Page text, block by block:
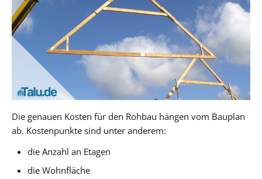
Die genauen Kosten für den Rohbau hängen vom Bauplan
ab. Kostenpunkte sind unter anderem:
die Anzahl an Etagen
die Wohnfläche